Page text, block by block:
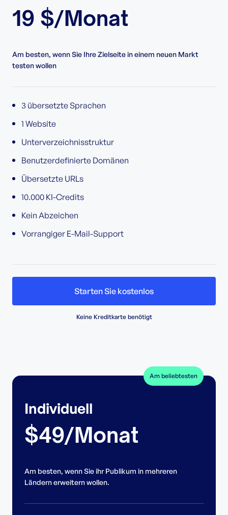
19 $/Monat
Am besten, wenn Sie Ihre Zielseite in einem neuen Markt
testen wollen
3 übersetzte Sprachen
1 Website
Unterverzeichnisstruktur
Benutzerdefinierte Domänen
Übersetzte URLs
10.000 KI-Credits
Kein Abzeichen
Vorrangiger E-Mail-Support
Starten Sie kostenlos
Keine Kreditkarte benötigt
Individuell
$49/Monat
Am besten, wenn Sie ihr Publikum in mehreren
Ländern erweitern wollen.
Am beliebtesten